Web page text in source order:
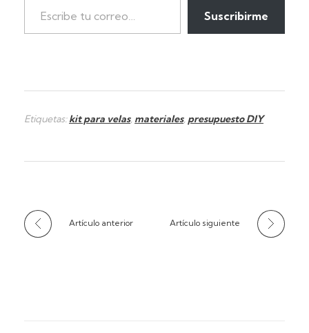
Suscribirme
Etiquetas:kit para velas, materiales, presupuesto DIY
Artículo anterior Artículo siguiente